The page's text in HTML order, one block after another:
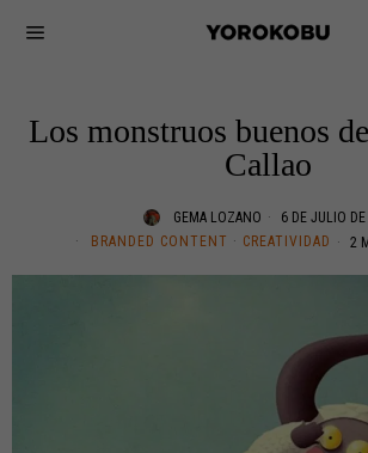
Los monstruos buenos
Callao
GEMA LOZANO
6 DE JULIO
BRANDED CONTENT · CREATIVIDAD 2